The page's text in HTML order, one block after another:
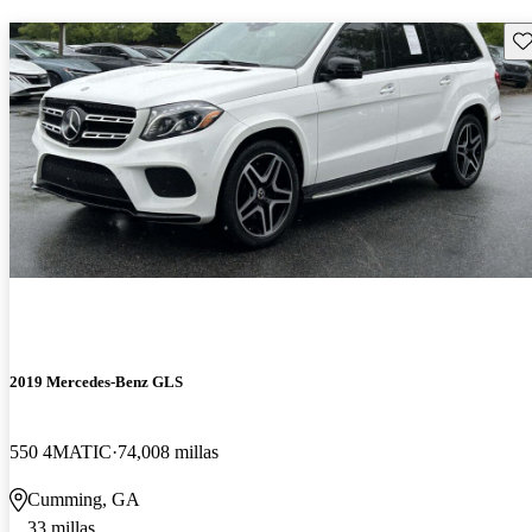
2019 Mercedes-Benz GLS
550 4MATIC 74,008 millas
Cumming, GA